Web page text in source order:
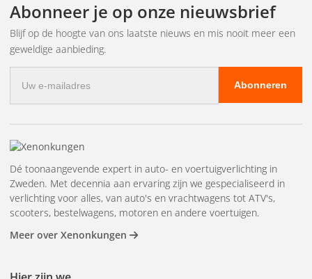
Abonneer je op onze nieuwsbrief
Blijf op de hoogte van ons laatste nieuws en mis nooit meer een
geweldige aanbieding.
mailadres
Abonneren
Dé toonaangevende expert in auto- en voertuigverlichting in
Zweden. Met decennia aan ervaring zijn we gespecialiseerd in
verlichting voor alles, van auto's en vrachtwagens tot ATV's,
scooters, bestelwagens, motoren en andere voertuigen.
Meer over Xenonkungen